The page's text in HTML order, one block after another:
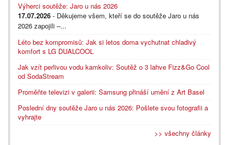
Výherci soutěže: Jaro u nás 2026
17.07.2026 - Děkujeme všem, kteří se do soutěže Jaro u nás
2026 zapojili –...
Léto bez kompromisů: Jak si letos doma vychutnat chladivý
komfort s LG DUALCOOL
Jak vzít perlivou vodu kamkoliv: Soutěž o 3 lahve Fizz&Go Cool
od SodaStream
Proměňte televizi v galerii: Samsung přináší umění z Art Basel
Poslední dny soutěže Jaro u nás 2026: Pošlete svou fotografii a
vyhrajte
>> všechny články